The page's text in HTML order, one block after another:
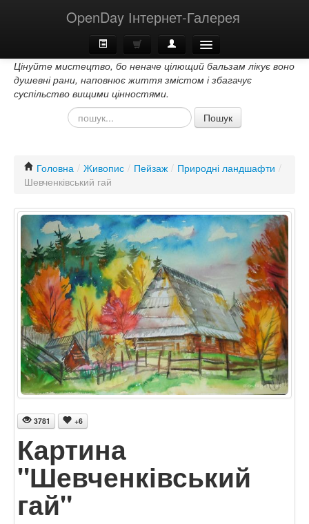
OpenDay Інтернет-Галерея
Головна
Про Нас
Цінуйте мистецтво, бо неначе цілющий бальзам лікує воно
душевні рани, наповнює життя змістом і збагачує
суспільство вищими цінностями.
Пошук
Головна / Живопис / Пейзаж / Природні ландшафти /
Шевченківський гай
3781 +6
Картина
"Шевченківський
гай"